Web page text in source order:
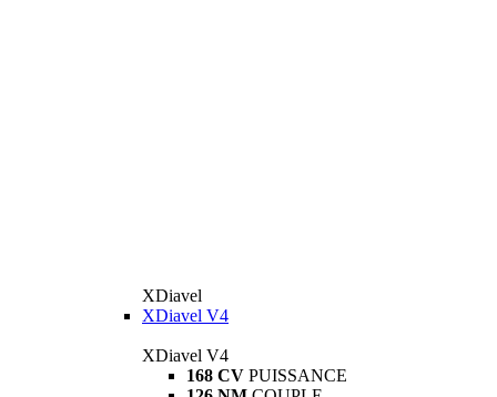
XDiavel
XDiavel V4
XDiavel V4
168 CV PUISSANCE